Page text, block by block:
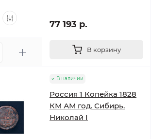
77 193 р.
В корзину
В наличии
Россия 1 Копейка 1828
КМ АМ год. Сибирь.
Николай I